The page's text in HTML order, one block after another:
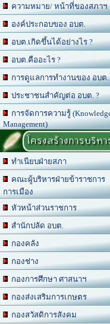
ความหมาย/ หน้าที่ของสภาฯ
องค์ประกอบของ อบต.
อบต.เกิดขึ้นได้อย่างไร ?
อบต.คืออะไร ?
การดูแลการทำงานของ อบต.
ประชาชนสำคัญต่อ อบต. ?
การจัดการความรู้
Management)
โครงสร้างการบริห
ทำเนียบฝ่ายสภา
คณะผู้บริหารฝ่ายข้าราชการ
การเมือง
หัวหน้าส่วนราชการ
สำนักปลัด อบต.
กองคลัง
กองช่าง
กองการศึกษา ศาสนาฯ
กองส่งเสริมการเกษตร
กองสวัสดิการสังคม